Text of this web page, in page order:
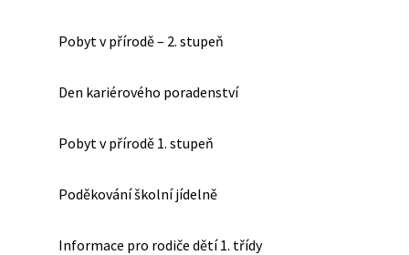
Pobyt v přírodě – 2. stupeň
Den kariérového poradenství
Pobyt v přírodě 1. stupeň
Poděkování školní jídelně
Informace pro rodiče dětí 1. třídy